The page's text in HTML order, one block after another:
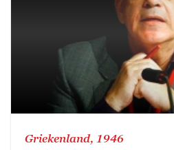
Griekenland, 1946